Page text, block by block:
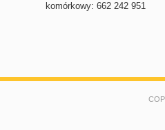
komórkowy: 662 242 951